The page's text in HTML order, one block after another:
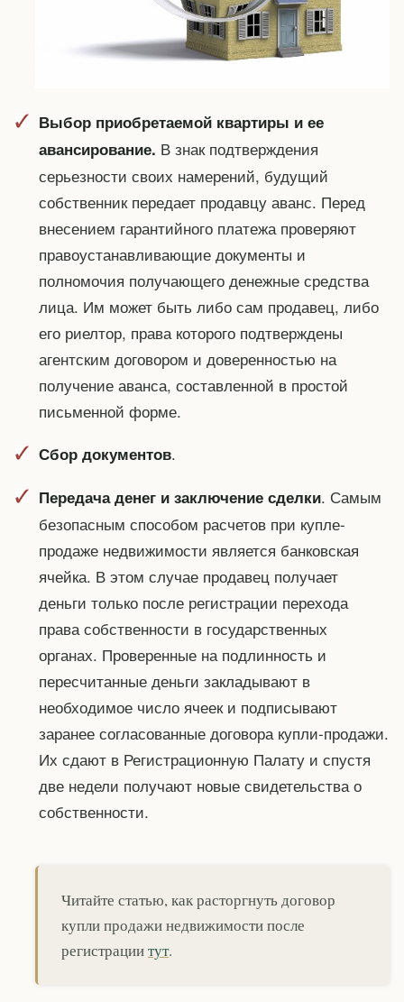
Выбор приобретаемой квартиры и ее
авансирование. В знак подтверждения
серьезности своих намерений, будущий
собственник передает продавцу аванс. Перед
внесением гарантийного платежа проверяют
правоустанавливающие документы и
полномочия получающего денежные средства
лица. Им может быть либо сам продавец, либо
его риелтор, права которого подтверждены
агентским договором и доверенностью на
получение аванса, составленной в простой
письменной форме.
Сбор документов.
Передача денег и заключение сделки. Самым
безопасным способом расчетов при купле-
продаже недвижимости является банковская
ячейка. В этом случае продавец получает
деньги только после регистрации перехода
права собственности в государственных
органах. Проверенные на подлинность и
пересчитанные деньги закладывают в
необходимое число ячеек и подписывают
заранее согласованные договора купли-продажи.
Их сдают в Регистрационную Палату и спустя
две недели получают новые свидетельства о
собственности.
Читайте статью, как расторгнуть договор
купли продажи недвижимости после
регистрациитут.